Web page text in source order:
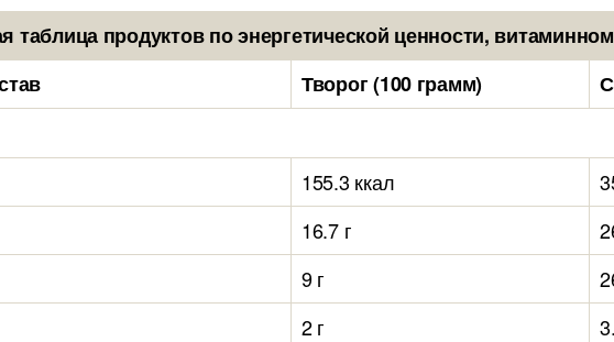
таблица продуктов по энергетической ценности,
Творог (100 грамм)
155.3 ккал
16.7 г
9 г
2 г